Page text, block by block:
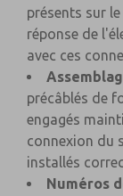
présents sur
réponse de
avec ces
précâblés de
engagés
connexion du
installés
Numéros